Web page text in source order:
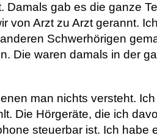
Damals gab es die ganze
von Arzt zu Arzt gerannt.
Schwerhörigen
Die waren damals in der
man nichts versteht. Ich
Die Hörgeräte, die ich
steuerbar ist. Ich habe